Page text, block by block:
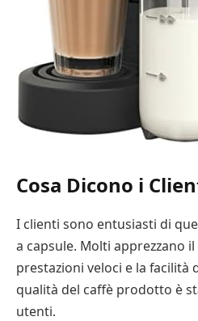
Cosa Dicono i
I clienti sono entusiasti di
a capsule. Molti apprezzano
prestazioni veloci e la facilità
qualità del caffè prodotto è
utenti.